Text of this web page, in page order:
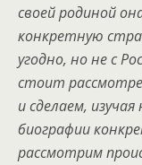
своей родиной
конкретную
угодно, но не с
стоит
и сделаем,
биографии
рассмотрим